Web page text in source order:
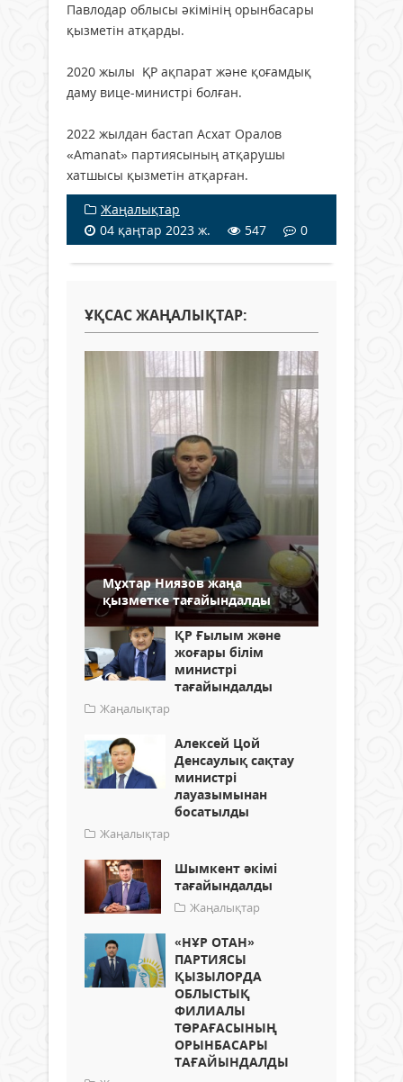
Павлодар облысы әкімінің орынбасары
қызметін атқарды.
2020 жылы ҚР ақпарат және қоғамдық
даму вице-министрі болған.
2022 жылдан бастап Асхат Оралов
«Amanat» партиясының атқарушы
хатшысы қызметін атқарған.
Жаңалықтар
04 қаңтар 2023 ж.
547 0
ҰҚСАС ЖАҢАЛЫҚТАР:
Мұхтар Ниязов жаңа
қызметке тағайындалды
ҚР Ғылым және
жоғары білім
министрі
тағайындалды
Жаңалықтар
Алексей Цой
Денсаулық сақтау
министрі
лауазымынан
босатылды
Жаңалықтар
Шымкент әкімі
тағайындалды
Жаңалықтар
«НҰР ОТАН»
ПАРТИЯСЫ
ҚЫЗЫЛОРДА
ОБЛЫСТЫҚ
ФИЛИАЛЫ
ТӨРАҒАСЫНЫҢ
ОРЫНБАСАРЫ
ТАҒАЙЫНДАЛДЫ